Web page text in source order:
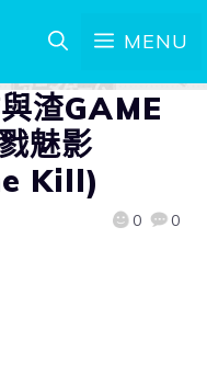
MENU
渣GAME
魅影
Kill)
0 0